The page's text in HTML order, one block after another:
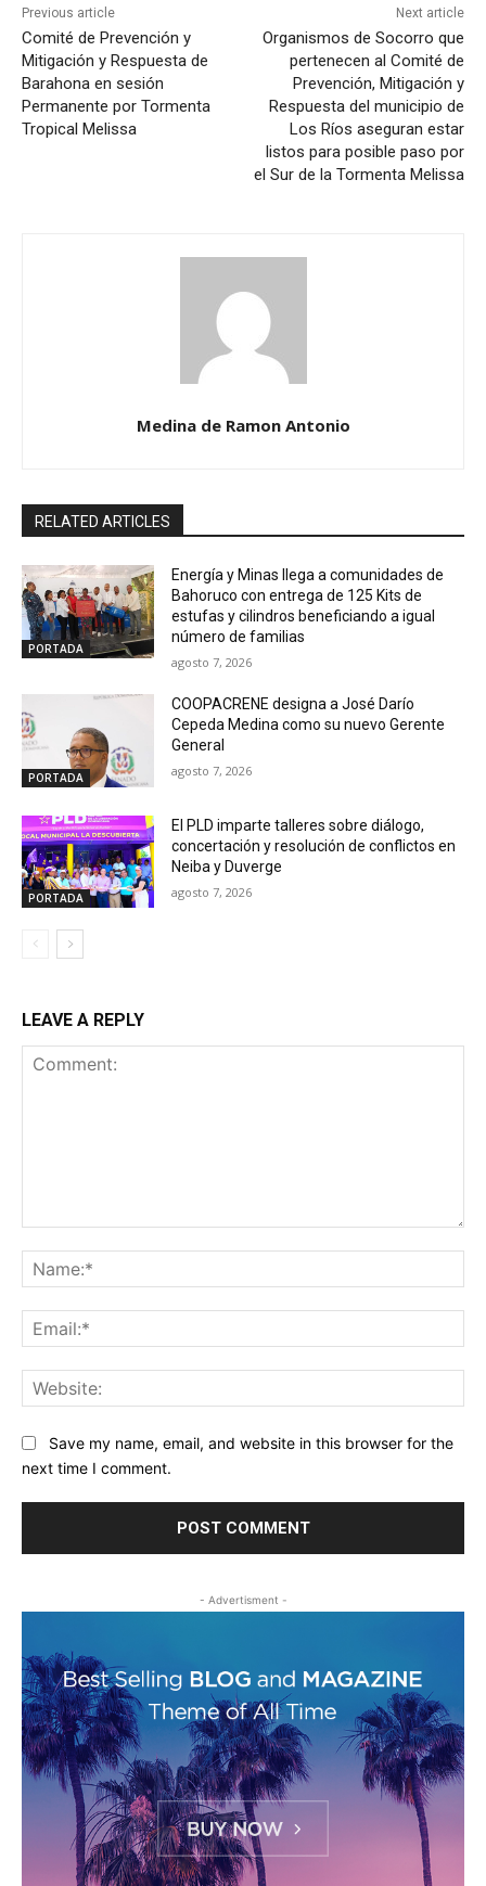
Previous article
Comité de Prevención y
Mitigación y Respuesta de
Barahona en sesión
Permanente por Tormenta
Tropical Melissa
Next article
Organismos de Socorro que
pertenecen al Comité de
Prevención, Mitigación y
Respuesta del municipio de
Los Ríos aseguran estar
listos para posible paso por
el Sur de la Tormenta Melissa
Medina de Ramon Antonio
RELATED ARTICLES
PORTADA
Energía y Minas llega a comunidades de
Bahoruco con entrega de 125 Kits de
estufas y cilindros beneficiando a igual
número de familias
agosto 7, 2026
PORTADA
COOPACRENE designa a José Darío
Cepeda Medina como su nuevo Gerente
General
agosto 7, 2026
PORTADA
El PLD imparte talleres sobre diálogo,
concertación y resolución de conflictos en
Neiba y Duverge
agosto 7, 2026
LEAVE A REPLY
Save my name, email, and website in this browser for the
next time I comment.
- Advertisment -